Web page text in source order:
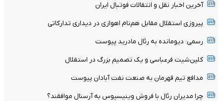
آخرین اخبار نقل و انتقالات فوتبال ایران
پیروزی استقلال مقابل هم‌نام اهوازی در دیداری تدارکاتی
رسمی: دیومانده به رئال مادرید پیوست
کلین‌شیت فرعباسی و یک تصمیم بزرگ در استقلال
مدافع تیم قهرمان به صنعت نفت آبادان پیوست
چرا مدیران رئال با فروش وینیسیوس به آرسنال موافقند؟